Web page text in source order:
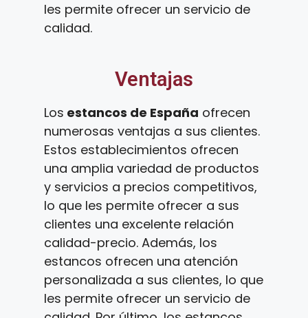
les permite ofrecer un servicio de
calidad.
Ventajas
Los estancos de España ofrecen
numerosas ventajas a sus clientes.
Estos establecimientos ofrecen
una amplia variedad de productos
y servicios a precios competitivos,
lo que les permite ofrecer a sus
clientes una excelente relación
calidad-precio. Además, los
estancos ofrecen una atención
personalizada a sus clientes, lo que
les permite ofrecer un servicio de